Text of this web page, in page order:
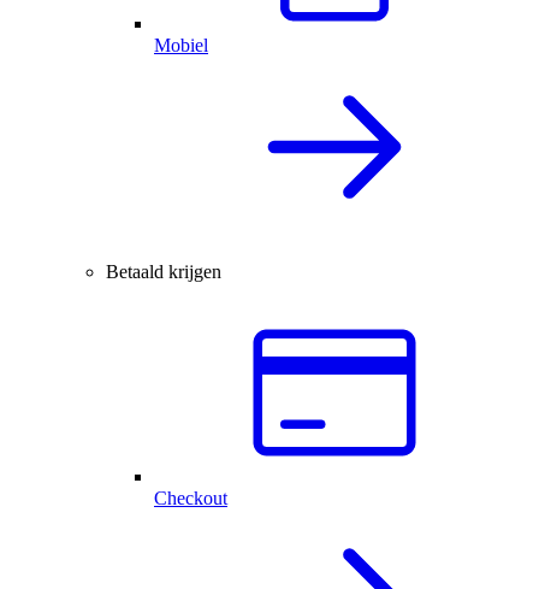
Mobiel
Betaald krijgen
Checkout